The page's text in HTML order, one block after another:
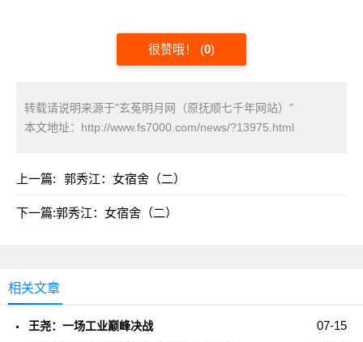
很赞哦！ (0)
转载请说明来源于"玄菟明月网（原抚顺七千年网站）"
本文地址： http://www.fs7000.com/news/?13975.html
上一篇: 郭秀江：女宿舍（二）
下一篇:郭秀江：女宿舍（二）
相关文章
07-15
王尧：一场工业巅峰决战